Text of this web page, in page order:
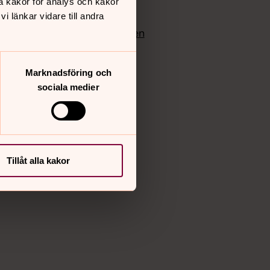
länkar vidare till andra
Marknadsföring och
sociala medier
Tillåt alla kakor
Instagram
Vimeo
Bloggportalen